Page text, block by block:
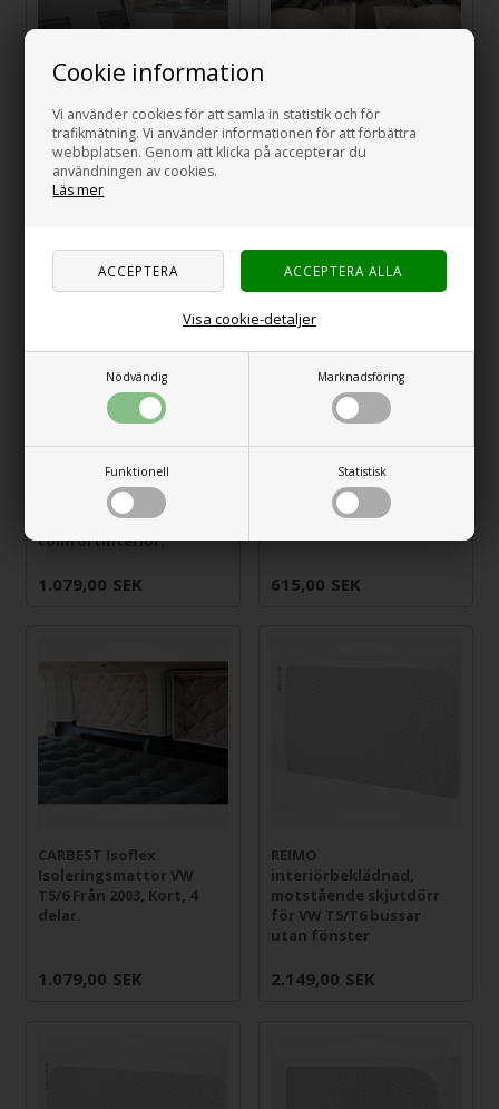
Cookie information
Vi använder cookies för att samla in statistik och för
trafikmätning. Vi använder informationen för att förbättra
webbplatsen. Genom att klicka på accepterar du
användningen av cookies.
Läs mer
Nödvändig Marknadsföring
Funktionell Statistisk
Visa cookie-detaljer
HINDERMANN
Isoleringsmattor för en
Lång Boyta i VW T5/T6.
1.999,00
HINDERMANN
Isoleringsmattor för
Förarhytt i VW T5/T6
Isoleringsmattor VW
T5/6 Caravelle, Multivan
& California med
comfortinteriör.
1.079,00 SEK
Isoleringsmattor VW
T5/6 Från 2003, Delade
Bakdörrar, 2 delar.
615,00 SEK
CARBEST Isoflex
Isoleringsmattor VW
T5/6 Från 2003, Kort, 4
delar.
1.079,00 SEK
REIMO
interiörbeklädnad,
motstående skjutdörr
för VW T5/T6 bussar
utan fönster
2.149,00 SEK